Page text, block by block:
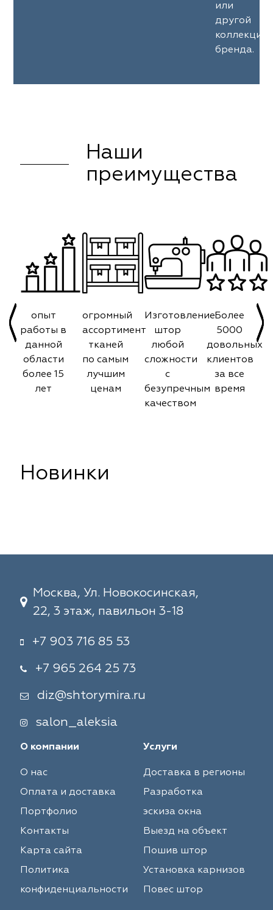
или
другой
коллекции
бренда.
Наши
преимущества
опыт
работы в
данной
области
более 15
лет
огромный
ассортимент
тканей
по самым
лучшим
ценам
Изготовление
штор
любой
сложности
с
безупречным
качеством
Более
5000
довольных
клиентов
за все
время
Новинки
Москва, Ул. Новокосинская,
22, 3 этаж, павильон 3-18
+7 903 716 85 53
+7 965 264 25 73
diz@shtorymira.ru
salon_aleksia
О компании
О нас
Оплата и доставка
Портфолио
Контакты
Карта сайта
Политика
конфиденциальности
Услуги
Доставка в регионы
Разработка
эскиза окна
Выезд на объект
Пошив штор
Установка карнизов
Повес штор